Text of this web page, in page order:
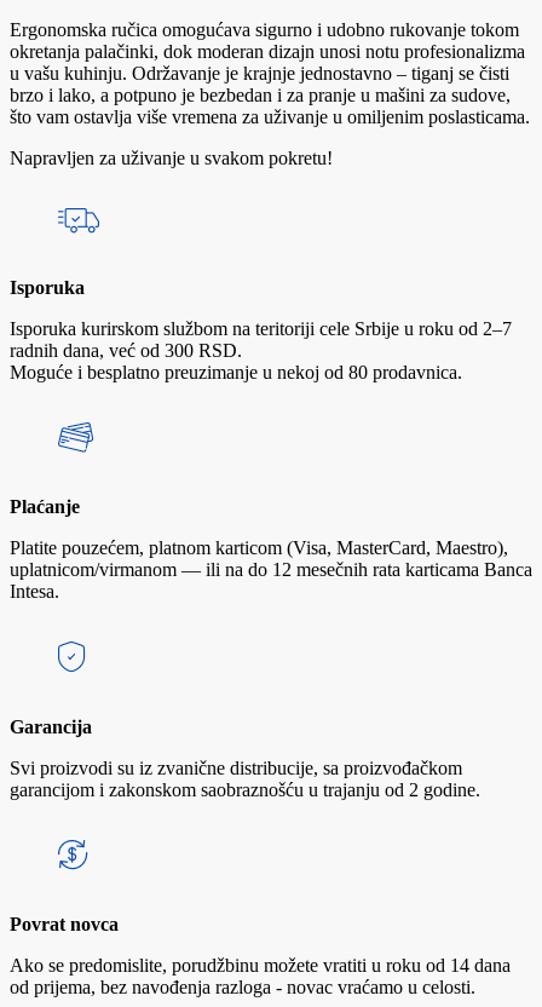
Ergonomska ručica omogućava sigurno i udobno rukovanje tokom
okretanja palačinki, dok moderan dizajn unosi notu profesionalizma
u vašu kuhinju. Održavanje je krajnje jednostavno – tiganj se čisti
brzo i lako, a potpuno je bezbedan i za pranje u mašini za sudove,
što vam ostavlja više vremena za uživanje u omiljenim poslasticama.
Napravljen za uživanje u svakom pokretu!
Isporuka
Isporuka kurirskom službom na teritoriji cele Srbije u roku od 2–7
radnih dana, već od 300 RSD.
Moguće i besplatno preuzimanje u nekoj od 80 prodavnica.
Plaćanje
Platite pouzećem, platnom karticom (Visa, MasterCard, Maestro),
uplatnicom/virmanom — ili na do 12 mesečnih rata karticama Banca
Intesa.
Garancija
Svi proizvodi su iz zvanične distribucije, sa proizvođačkom
garancijom i zakonskom saobraznošću u trajanju od 2 godine.
Povrat novca
Ako se predomislite, porudžbinu možete vratiti u roku od 14 dana
od prijema, bez navođenja razloga - novac vraćamo u celosti.